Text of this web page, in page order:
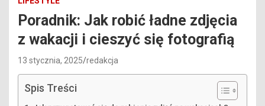
Poradnik: Jak robić ładne zdjęcia
z wakacji i cieszyć się fotografią
13 stycznia, 2025 redakcja
Spis Treści